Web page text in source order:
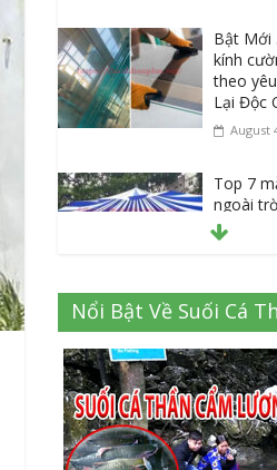
Bật Mới
kính
theo
Lại Độc
August
Top 7
ngoài
siêu bền
trường
July 20,
Danh
tập vở
tại
đánh
July 16,
Nổi Bật Về Suối Cá